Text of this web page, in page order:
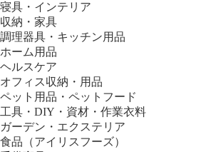
寝具・インテリア
収納・家具
調理器具・キッチン用品
ホーム用品
ヘルスケア
オフィス収納・用品
ペット用品・ペットフード
工具・DIY・資材・作業衣料
ガーデン・エクステリア
食品 （アイリスフーズ）